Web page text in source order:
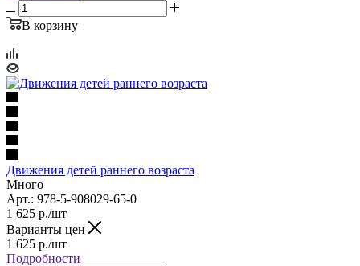
В корзину
Движения детей раннего возраста
Много
Арт.: 978-5-908029-65-0
1 625 р./шт
Варианты цен
1 625 р./шт
Подробности